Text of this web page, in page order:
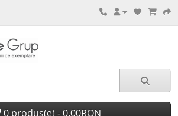
0 produs(e) - 0.00RON